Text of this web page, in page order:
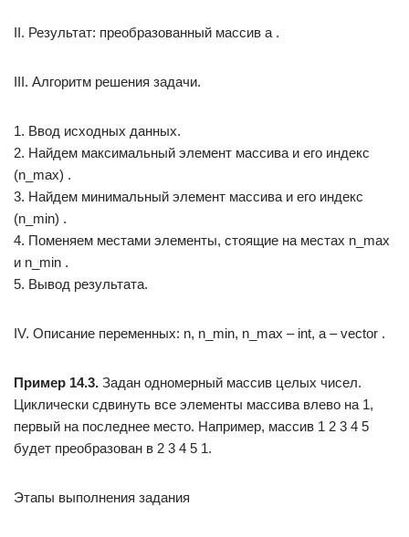
II. Результат: преобразованный массив a .
III. Алгоритм решения задачи.
1. Ввод исходных данных.
2. Найдем максимальный элемент массива и его индекс
(n_max) .
3. Найдем минимальный элемент массива и его индекс
(n_min) .
4. Поменяем местами элементы, стоящие на местах n_max
и n_min .
5. Вывод результата.
IV. Описание переменных: n, n_min, n_max – int, а – vector .
Пример 14.3. Задан одномерный массив целых чисел.
Циклически сдвинуть все элементы массива влево на 1,
первый на последнее место. Например, массив 1 2 3 4 5
будет преобразован в 2 3 4 5 1.
Этапы выполнения задания